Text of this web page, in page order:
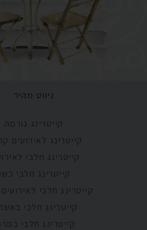
ניווט מהיר
קייטרינג גורמה
קייטרינג לאירועים
קייטרינג חלבי
קייטרינג חלבי
קייטרינג חלבי
קייטרינג חלבי
קייטרינג חלבי